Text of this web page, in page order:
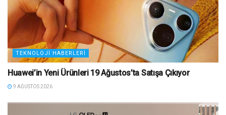
TEKNOLOJI HABERLERI
Huawei’in Yeni Ürünleri 19 Ağustos’ta Satışa Çıkıyor
9 AĞUSTOS 2026